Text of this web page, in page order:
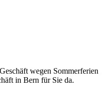
wegen Sommerferien
in Bern für Sie da.